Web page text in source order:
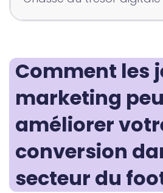
Comment les
marketing
améliorer
conversion
secteur du